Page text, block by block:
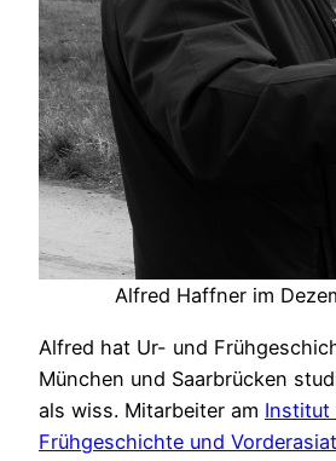
Alfred Haffner im
Alfred hat Ur- und
München und Saarbrücken
als wiss. Mitarbeiter am Institut
Frühgeschichte und